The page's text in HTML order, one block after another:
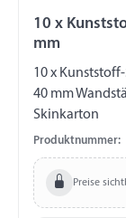
10 x
mm
10 x Kunststoff-Stopfen für
40 mm Wandstärke 1,5 2 mm Farbe
Skinkarton
Produktnummer:
Preise